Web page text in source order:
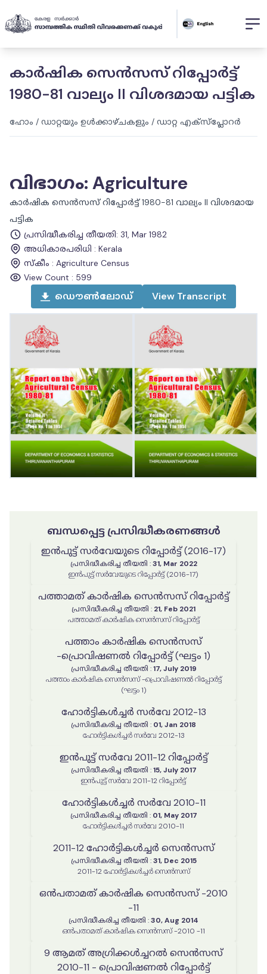
കാർഷിക സെൻസസ് റിപ്പോർട്ട്
1980-81 വാല്യം II വിശദമായ പട്ടിക
ഹോം / ഡാറ്റയും ഉൾക്കാഴ്ചകളും / ഡാറ്റ എക്സ്പ്ലോറർ
വിഭാഗം: Agriculture
കാർഷിക സെൻസസ് റിപ്പോർട്ട് 1980-81 വാല്യം II വിശദമായ
പട്ടിക
പ്രസിദ്ധീകരിച്ച തീയതി: 31, Mar 1982
അധികാരപരിധി : Kerala
സ്കീം : Agriculture Census
View Count : 599
ഡൌൺലോഡ് View Transcript
ബന്ധപ്പെട്ട പ്രസിദ്ധീകരണങ്ങൾ
ഇൻപുട്ട് സർവേയുടെ റിപ്പോർട്ട് (2016-17)
പ്രസിദ്ധീകരിച്ച തീയതി : 31, Mar 2022
ഇൻപുട്ട് സർവേയുടെ റിപ്പോർട്ട് (2016-17)
പത്താമത് കാർഷിക സെൻസസ് റിപ്പോർട്ട്
പ്രസിദ്ധീകരിച്ച തീയതി : 21, Feb 2021
പത്താമത് കാർഷിക സെൻസസ് റിപ്പോർട്ട്
പത്താം കാർഷിക സെൻസസ്
-പ്രൊവിഷണൽ റിപ്പോർട്ട് (ഘട്ടം 1)
പ്രസിദ്ധീകരിച്ച തീയതി : 17, July 2019
പത്താം കാർഷിക സെൻസസ് -പ്രൊവിഷണൽ റിപ്പോർട്ട്
(ഘട്ടം 1)
ഹോർട്ടികൾച്ചർ സർവേ 2012-13
പ്രസിദ്ധീകരിച്ച തീയതി : 01, Jan 2018
ഹോർട്ടികൾച്ചർ സർവേ 2012-13
ഇൻപുട്ട് സർവേ 2011-12 റിപ്പോർട്ട്
പ്രസിദ്ധീകരിച്ച തീയതി : 15, July 2017
ഇൻപുട്ട് സർവേ 2011-12 റിപ്പോർട്ട്
ഹോർട്ടികൾച്ചർ സർവേ 2010-11
പ്രസിദ്ധീകരിച്ച തീയതി : 01, May 2017
ഹോർട്ടികൾച്ചർ സർവേ 2010-11
2011-12 ഹോർട്ടികൾച്ചർ സെൻസസ്
പ്രസിദ്ധീകരിച്ച തീയതി : 31, Dec 2015
2011-12 ഹോർട്ടികൾച്ചർ സെൻസസ്
ഒൻപതാമത് കാർഷിക സെൻസസ് -2010
-11
പ്രസിദ്ധീകരിച്ച തീയതി :30, Aug 2014
ഒൻപതാമത് കാർഷിക സെൻസസ് -2010 -11
9 ആമത് അഗ്രിക്കൾച്ചറൽ സെൻസസ്
2010-11 - പ്രൊവിഷണൽ റിപ്പോർട്ട്